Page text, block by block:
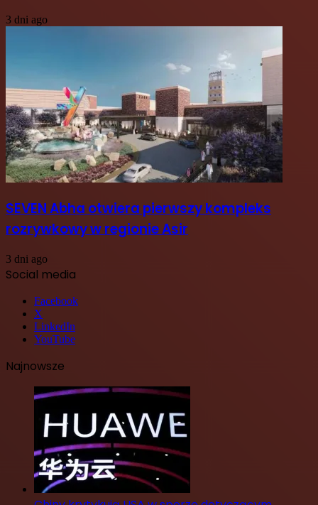
3 dni ago
SEVEN Abha otwiera pierwszy kompleks
rozrywkowy w regionie Asir
3 dni ago
Social media
Facebook
X
LinkedIn
YouTube
Najnowsze